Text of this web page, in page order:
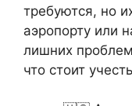
требуются, но
аэропорту или
лишних
что стоит